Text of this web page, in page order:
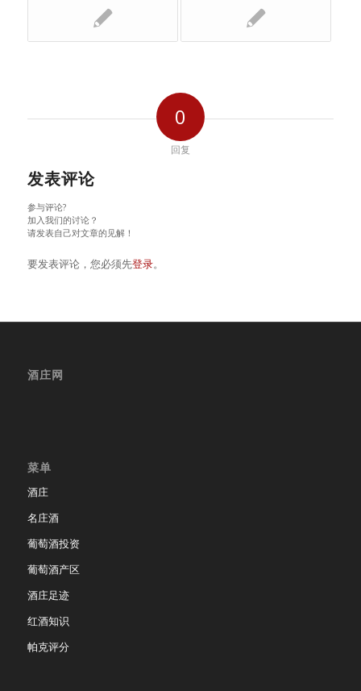
0
回复
发表评论
参与评论?
加入我们的讨论？
请发表自己对文章的见解！
要发表评论，您必须先登录。
酒庄网
菜单
酒庄
名庄酒
葡萄酒投资
葡萄酒产区
酒庄足迹
红酒知识
帕克评分